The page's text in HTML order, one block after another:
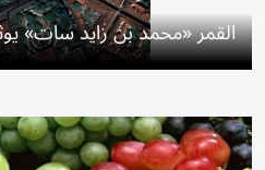
القمر «محمد بن زايد سات»